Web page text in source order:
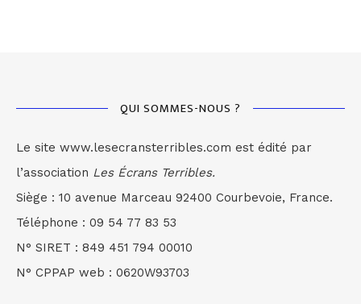
QUI SOMMES-NOUS ?
Le site www.lesecransterribles.com est édité par
l’association Les Écrans Terribles.
Siège : 10 avenue Marceau 92400 Courbevoie, France.
Téléphone : 09 54 77 83 53
N° SIRET : 849 451 794 00010
N° CPPAP web : 0620W93703